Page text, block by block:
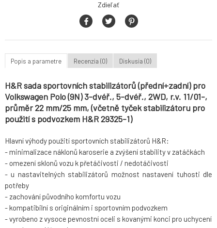
Zdieľať
Popis a parametre Recenzia (0) Diskusia (0)
H&R sada sportovních stabilizátorů (přední+zadní) pro
Volkswagen Polo (9N) 3-dvéř., 5-dvéř., 2WD, r.v. 11/01-,
průměr 22 mm/25 mm, (včetně tyček stabilizátoru pro
použití s podvozkem H&R 29325-1)
Hlavní výhody použití sportovních stabilizátorů H&R:
- minimalizace náklonů karoserie a zvýšení stability v zatáčkách
- omezení sklonů vozu k přetáčivosti / nedotáčivosti
- u nastavitelných stabilizátorů možnost nastavení tuhosti dle
potřeby
- zachování původního komfortu vozu
- kompatibilní s originálním i sportovním podvozkem
- vyrobeno z vysoce pevnostní oceli s kovanými konci pro uchycení